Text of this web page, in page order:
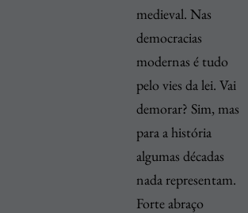
medieval. Nas
democracias
modernas é tudo
pelo vies da lei. Vai
demorar? Sim, mas
para a história
algumas décadas
nada representam.
Forte abraço